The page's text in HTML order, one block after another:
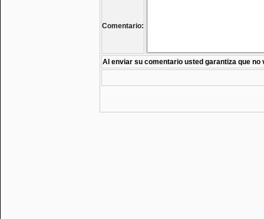
Comentario:
Al enviar su comentario usted garantiza que no